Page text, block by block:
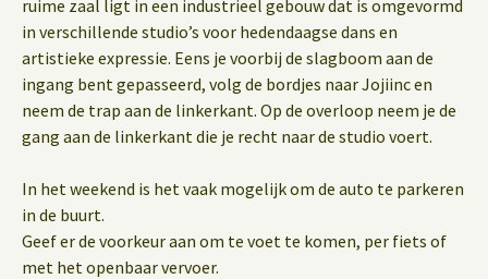
ruime zaal ligt in een industrieel gebouw dat is omgevormd
in verschillende studio’s voor hedendaagse dans en
artistieke expressie. Eens je voorbij de slagboom aan de
ingang bent gepasseerd, volg de bordjes naar Jojiinc en
neem de trap aan de linkerkant. Op de overloop neem je de
gang aan de linkerkant die je recht naar de studio voert.
In het weekend is het vaak mogelijk om de auto te parkeren
in de buurt.
Geef er de voorkeur aan om te voet te komen, per fiets of
met het openbaar vervoer.